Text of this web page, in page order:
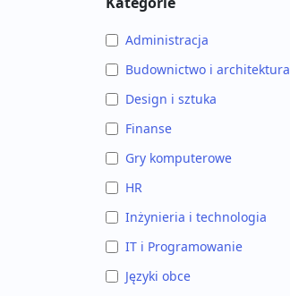
Administracja
Budownictwo i architektura
Design i sztuka
Finanse
Gry komputerowe
HR
Inżynieria i technologia
IT i Programowanie
Języki obce